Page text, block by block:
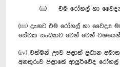
(ii) එම රෝහල් හා වෛද්‍ය
(iii) දැනට එම රෝහල් හා වෛද්‍ය
සේවක සංඛ්‍යාව වෙන් වෙන්
(iv) වත්මන් ඌව පළාත් ප්‍රධාන
අනතුරුව පළාතේ ආයුර්වේද රෝහල්